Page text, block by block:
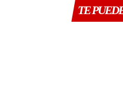
TE